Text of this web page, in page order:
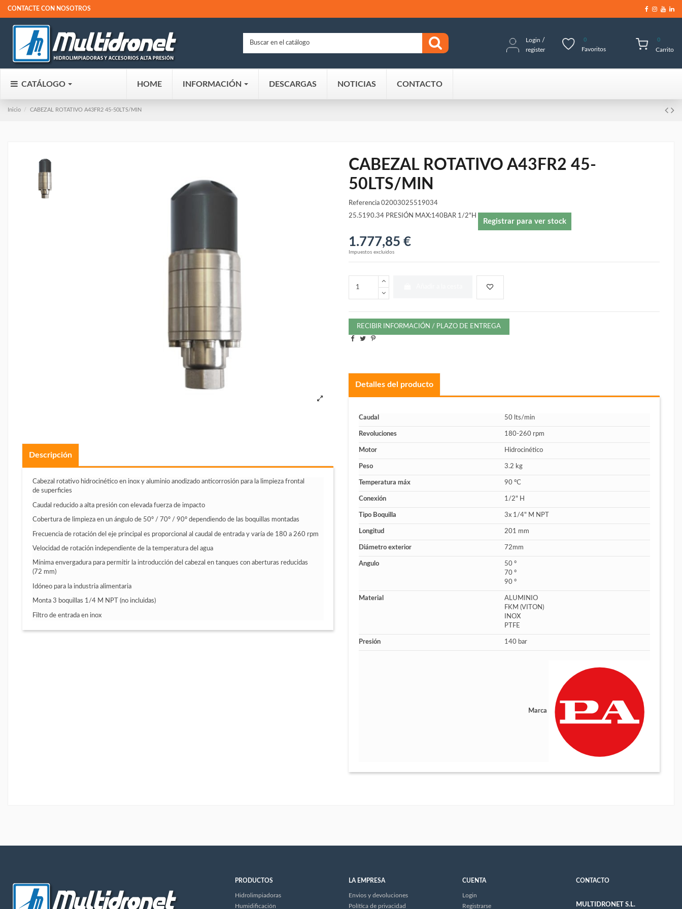
CONTACTE CON NOSOTROS
Login /
register
0
Favoritos
0
Carrito
CATÁLOGO HOME INFORMACIÓN DESCARGAS NOTICIAS CONTACTO
Inicio CABEZAL ROTATIVO A43FR2 45-50LTS/MIN
Descripción
Cabezal rotativo hidrocinético en inox y aluminio anodizado anticorrosión para la limpieza frontal
de superficies
Caudal reducido a alta presión con elevada fuerza de impacto
Cobertura de limpieza en un ángulo de 50º / 70º / 90º dependiendo de las boquillas montadas
Frecuencia de rotación del eje principal es proporcional al caudal de entrada y varía de 180 a 260 rpm
Velocidad de rotación independiente de la temperatura del agua
Mínima envergadura para permitir la introducción del cabezal en tanques con aberturas reducidas
(72 mm)
Idóneo para la industria alimentaria
Monta 3 boquillas 1/4 M NPT (no incluidas)
Filtro de entrada en inox
CABEZAL ROTATIVO A43FR2 45-
50LTS/MIN
Referencia 02003025519034
25.5190.34 PRESIÓN MAX:140BAR 1/2"H
Registrar para ver stock
1.777,85 €
Impuestos excluidos
RECIBIR INFORMACIÓN / PLAZO DE ENTREGA
Detalles del producto
Caudal 50 lts/min
Revoluciones 180-260 rpm
Motor Hidrocinético
Peso 3.2 kg
Temperatura máx 90 ºC
Conexión 1/2" H
Tipo Boquilla 3x 1/4" M NPT
Longitud 201 mm
Diámetro exterior 72mm
Angulo
50 º
70 º
90 º
Material
ALUMINIO
FKM (VITON)
INOX
PTFE
Presión 140 bar
Marca
PRODUCTOS
Hidrolimpiadoras
Humidificación
LA EMPRESA
Envios y devoluciones
Política de privacidad
CUENTA
Login
Registrarse
CONTACTO
MULTIDRONET S.L.